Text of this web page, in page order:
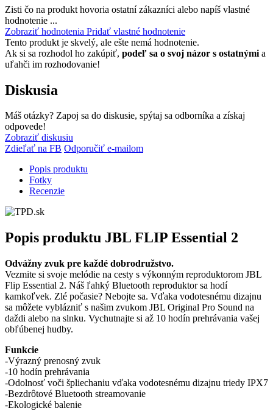
Zisti čo na produkt hovoria ostatní zákazníci alebo napíš vlastné
hodnotenie ...
Zobraziť hodnotenia Pridať vlastné hodnotenie
Tento produkt je skvelý, ale ešte nemá hodnotenie.
Ak si sa rozhodol ho zakúpiť, podeľ sa o svoj názor s ostatnými a
uľahči im rozhodovanie!
Diskusia
Máš otázky? Zapoj sa do diskusie, spýtaj sa odborníka a získaj
odpovede!
Zobraziť diskusiu
Zdieľať na FB Odporučiť e-mailom
Popis produktu
Fotky
Recenzie
Popis produktu JBL FLIP Essential 2
Odvážny zvuk pre každé dobrodružstvo.
Vezmite si svoje melódie na cesty s výkonným reproduktorom JBL
Flip Essential 2. Náš ľahký Bluetooth reproduktor sa hodí
kamkoľvek. Zlé počasie? Nebojte sa. Vďaka vodotesnému dizajnu
sa môžete vyblázniť s našim zvukom JBL Original Pro Sound na
daždi alebo na slnku. Vychutnajte si až 10 hodín prehrávania vašej
obľúbenej hudby.
Funkcie
-Výrazný prenosný zvuk
-10 hodín prehrávania
-Odolnosť voči špliechaniu vďaka vodotesnému dizajnu triedy IPX7
-Bezdrôtové Bluetooth streamovanie
-Ekologické balenie